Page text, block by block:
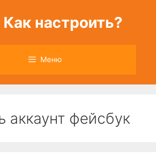
Как настроить?
Меню
аккаунт фейсбук